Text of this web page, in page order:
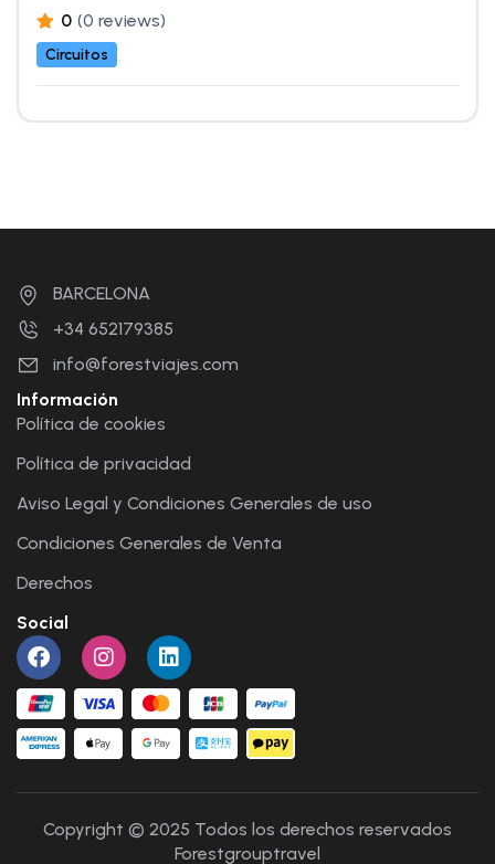
0 (0 reviews)
Circuitos
BARCELONA
+34 652179385
info@forestviajes.com
Información
Política de cookies
Política de privacidad
Aviso Legal y Condiciones Generales de uso
Condiciones Generales de Venta
Derechos
Social
Copyright © 2025 Todos los derechos reservados
Forestgrouptravel